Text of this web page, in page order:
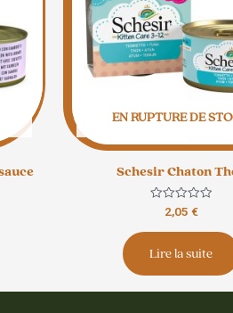
EN RUPTURE DE
Schesir Chaton
Note
sur
2,05 €
Lire la suite